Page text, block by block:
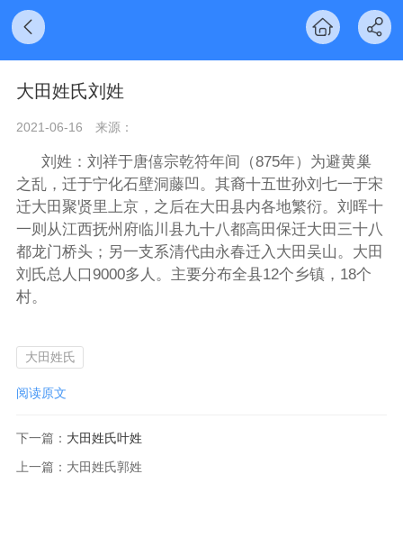
大田姓氏刘姓
2021-06-16 来源：
刘姓：刘祥于唐僖宗乾符年间（875年）为避黄巢
之乱，迁于宁化石壁洞藤凹。其裔十五世孙刘七一于宋
迁大田聚贤里上京，之后在大田县内各地繁衍。刘晖十
一则从江西抚州府临川县九十八都高田保迁大田三十八
都龙门桥头；另一支系清代由永春迁入大田吴山。大田
刘氏总人口9000多人。主要分布全县12个乡镇，18个
村。
大田姓氏
阅读原文
下一篇： 大田姓氏叶姓
上一篇： 大田姓氏郭姓